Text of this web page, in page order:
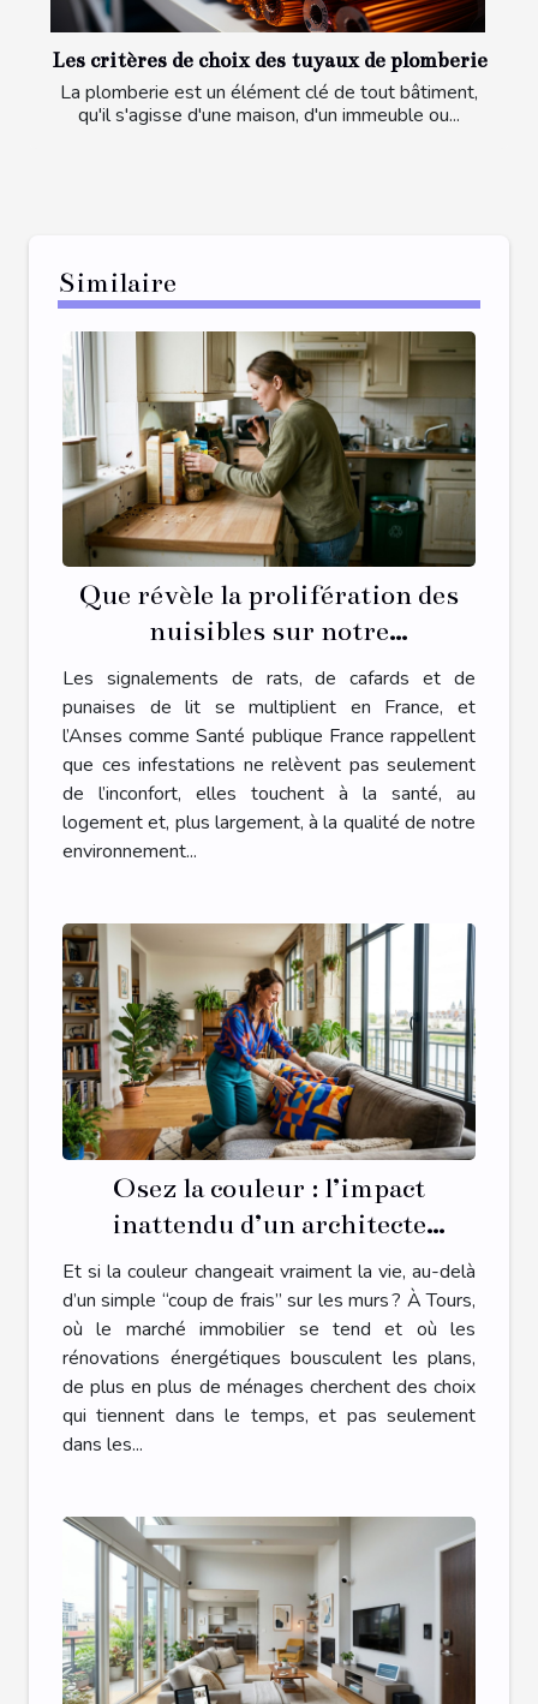
Les critères de choix des tuyaux de plomberie
La plomberie est un élément clé de tout bâtiment,
qu'il s'agisse d'une maison, d'un immeuble ou...
Similaire
Que révèle la prolifération des
nuisibles sur notre
environnement intérieur ?
Les signalements de rats, de cafards et de
punaises de lit se multiplient en France, et
l’Anses comme Santé publique France rappellent
que ces infestations ne relèvent pas seulement
de l’inconfort, elles touchent à la santé, au
logement et, plus largement, à la qualité de notre
environnement...
Osez la couleur : l’impact
inattendu d’un architecte
d’intérieur à Tours sur votre
quotidien
Et si la couleur changeait vraiment la vie, au-delà
d’un simple “coup de frais” sur les murs ? À Tours,
où le marché immobilier se tend et où les
rénovations énergétiques bousculent les plans,
de plus en plus de ménages cherchent des choix
qui tiennent dans le temps, et pas seulement
dans les...